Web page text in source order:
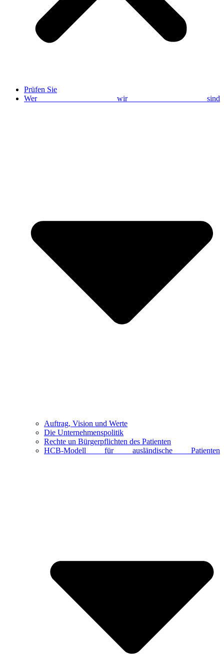
Prüfen Sie
Wer wir sind
Auftrag, Vision und Werte
Die Unternehmenspolitik
Rechte un Bürgerpflichten des Patienten
HCB-Modell für ausländische Patienten